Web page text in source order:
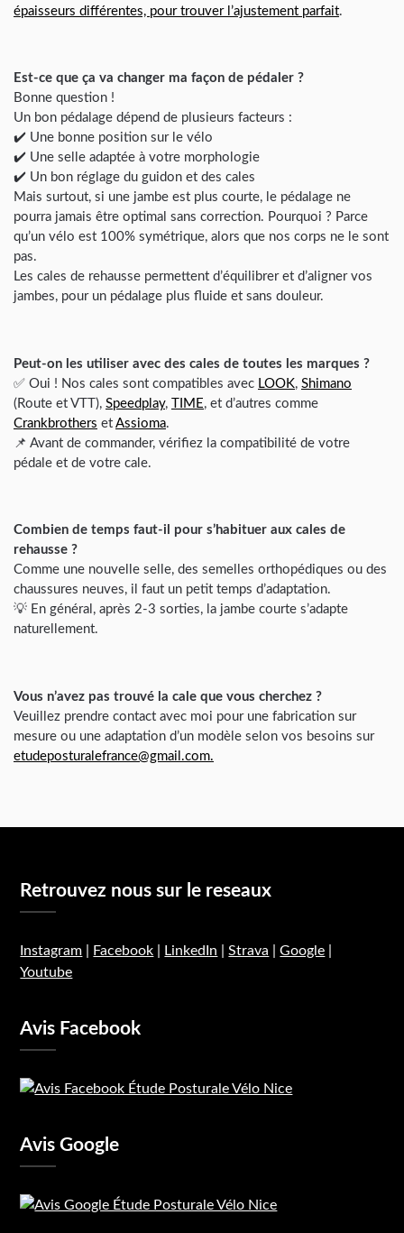
épaisseurs différentes, pour trouver l’ajustement parfait.
Est-ce que ça va changer ma façon de pédaler ?
Bonne question !
Un bon pédalage dépend de plusieurs facteurs :
✔️ Une bonne position sur le vélo
✔️ Une selle adaptée à votre morphologie
✔️ Un bon réglage du guidon et des cales
Mais surtout, si une jambe est plus courte, le pédalage ne
pourra jamais être optimal sans correction. Pourquoi ? Parce
qu’un vélo est 100% symétrique, alors que nos corps ne le sont
pas.
Les cales de rehausse permettent d’équilibrer et d’aligner vos
jambes, pour un pédalage plus fluide et sans douleur.
Peut-on les utiliser avec des cales de toutes les marques ?
✅ Oui ! Nos cales sont compatibles avec LOOK, Shimano
(Route et VTT), Speedplay, TIME , et d’autres comme
Crankbrothers et Assioma.
📌 Avant de commander, vérifiez la compatibilité de votre
pédale et de votre cale.
Combien de temps faut-il pour s’habituer aux cales de
rehausse ?
Comme une nouvelle selle, des semelles orthopédiques ou des
chaussures neuves, il faut un petit temps d’adaptation.
💡 En général, après 2-3 sorties, la jambe courte s’adapte
naturellement.
Vous n’avez pas trouvé la cale que vous cherchez ?
Veuillez prendre contact avec moi pour une fabrication sur
mesure ou une adaptation d’un modèle selon vos besoins sur
etudeposturalefrance@gmail.com.
Retrouvez nous sur le reseaux
Instagram Facebook LinkedIn |Strava |Google
Youtube
Avis Facebook
Avis Google